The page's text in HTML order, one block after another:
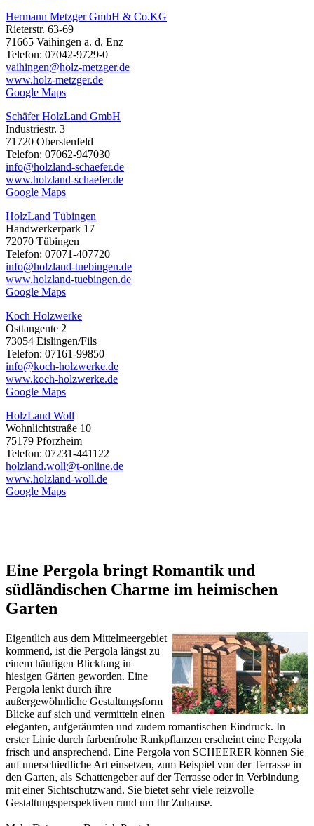
Hermann Metzger GmbH & Co.KG
Rieterstr. 63-69
71665 Vaihingen a. d. Enz
Telefon: 07042-9729-0
vaihingen@holz-metzger.de
www.holz-metzger.de
Google Maps
Schäfer HolzLand GmbH
Industriestr. 3
71720 Oberstenfeld
Telefon: 07062-947030
info@holzland-schaefer.de
www.holzland-schaefer.de
Google Maps
HolzLand Tübingen
Handwerkerpark 17
72070 Tübingen
Telefon: 07071-407720
info@holzland-tuebingen.de
www.holzland-tuebingen.de
Google Maps
Koch Holzwerke
Osttangente 2
73054 Eislingen/Fils
Telefon: 07161-99850
info@koch-holzwerke.de
www.koch-holzwerke.de
Google Maps
HolzLand Woll
Wohnlichtstraße 10
75179 Pforzheim
Telefon: 07231-441122
holzland.woll@t-online.de
www.holzland-woll.de
Google Maps
Eine Pergola bringt Romantik und
südländischen Charme im heimischen
Garten
Eigentlich aus dem Mittelmeergebiet
kommend, ist die Pergola längst zu
einem häufigen Blickfang in
hiesigen Gärten geworden. Eine
Pergola lenkt durch ihre
außergewöhnliche Gestaltungsform
Blicke auf sich und vermitteln einen
eleganten, aufgeräumten und zudem romantischen Eindruck. In
erster Linie durch farbenfrohe Rankpflanzen erscheint eine Pergola
frisch und ansprechend. Eine Pergola von SCHEERER können Sie
auf unerschiedliche Art einsetzen, zum Beispiel von der Terrasse in
den Garten, als Schattengeber auf der Terrasse oder in Verbindung
mit einer Sichtschutzwand. Sie bietet sehr viele reizvolle
Gestaltungsperspektiven rund um Ihr Zuhause.